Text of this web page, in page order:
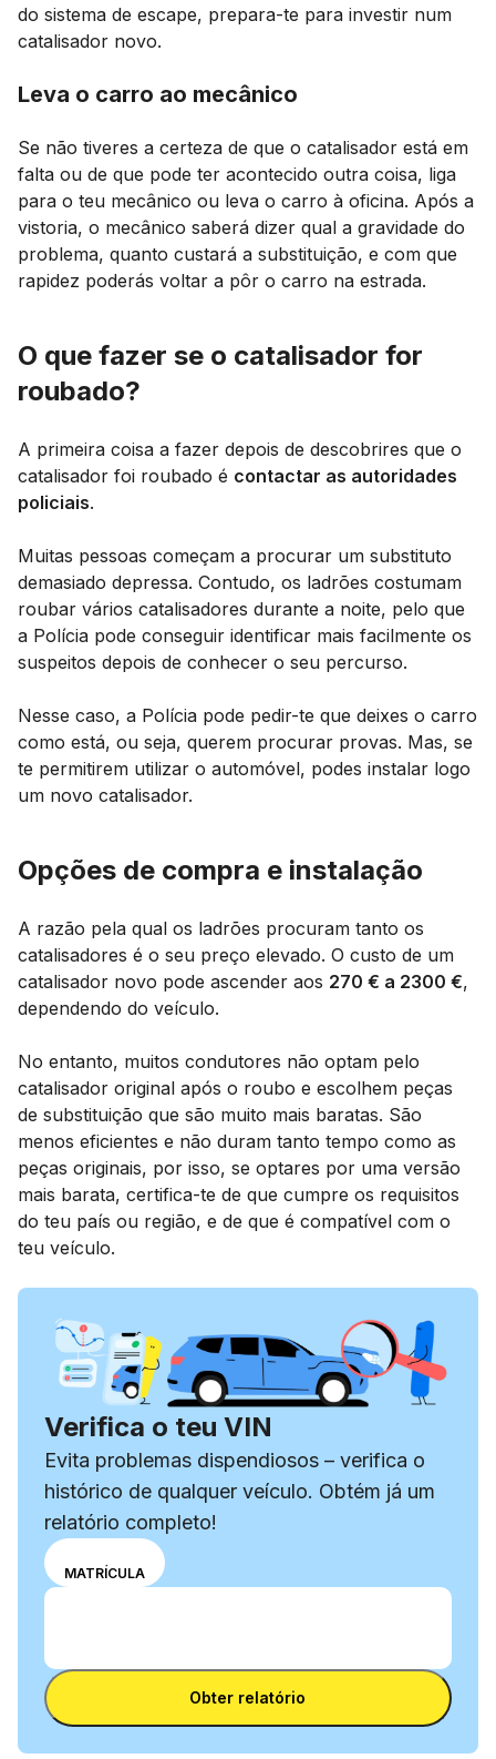
do sistema de escape, prepara-te para investir num
catalisador novo.
Leva o carro ao mecânico
Se não tiveres a certeza de que o catalisador está em
falta ou de que pode ter acontecido outra coisa, liga
para o teu mecânico ou leva o carro à oficina. Após a
vistoria, o mecânico saberá dizer qual a gravidade do
problema, quanto custará a substituição, e com que
rapidez poderás voltar a pôr o carro na estrada.
O que fazer se o catalisador for
roubado?
A primeira coisa a fazer depois de descobrires que o
catalisador foi roubado é contactar as autoridades
policiais.
Muitas pessoas começam a procurar um substituto
demasiado depressa. Contudo, os ladrões costumam
roubar vários catalisadores durante a noite, pelo que
a Polícia pode conseguir identificar mais facilmente os
suspeitos depois de conhecer o seu percurso.
Nesse caso, a Polícia pode pedir-te que deixes o carro
como está, ou seja, querem procurar provas. Mas, se
te permitirem utilizar o automóvel, podes instalar logo
um novo catalisador.
Opções de compra e instalação
A razão pela qual os ladrões procuram tanto os
catalisadores é o seu preço elevado. O custo de um
catalisador novo pode ascender aos 270 € a 2300 €,
dependendo do veículo.
No entanto, muitos condutores não optam pelo
catalisador original após o roubo e escolhem peças
de substituição que são muito mais baratas. São
menos eficientes e não duram tanto tempo como as
peças originais, por isso, se optares por uma versão
mais barata, certifica-te de que cumpre os requisitos
do teu país ou região, e de que é compatível com o
teu veículo.
Verifica o teu VIN
Evita problemas dispendiosos – verifica o
histórico de qualquer veículo. Obtém já um
relatório completo!
Escolhe o
modo de
VIN ou
matrícula.
MATRÍCULA
Introduz o número VIN
Introduz o número VIN
Obter relatório